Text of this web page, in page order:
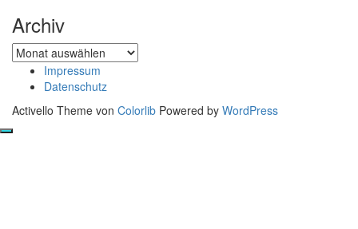
Archiv
Archiv
Impressum
Datenschutz
Activello Theme von Colorlib Powered by WordPress